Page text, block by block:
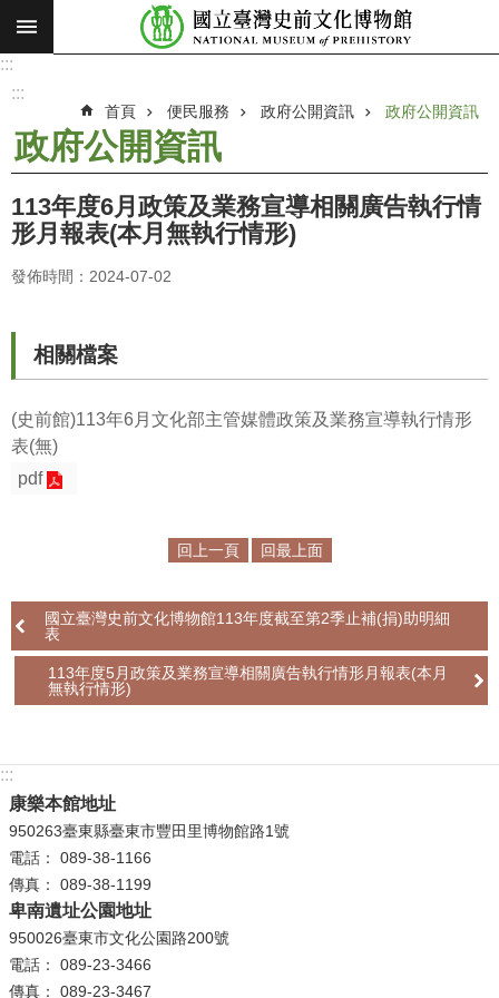
跳到主要內容區塊
搜
願
使
命
最
息
參
觀
展
覽
索
便
民
務
性
平
:::
:::
首頁 便民服務 政府公開資訊 政府公開資訊
政府公開資訊
113年度6月政策及業務宣導相關廣告執行情
形月報表(本月無執行情形)
發佈時間：2024-07-02
相關檔案
(史前館)113年6月文化部主管媒體政策及業務宣導執行情形
表(無)
pdf
回上一頁 回最上面
國立臺灣史前文化博物館113年度截至第2季止補(捐)助明細
表
113年度5月政策及業務宣導相關廣告執行情形月報表(本月
無執行情形)
:::
康樂本館地址
950263臺東縣臺東市豐田里博物館路1號
電話： 089-38-1166
傳真： 089-38-1199
卑南遺址公園地址
950026臺東市文化公園路200號
電話： 089-23-3466
傳真： 089-23-3467